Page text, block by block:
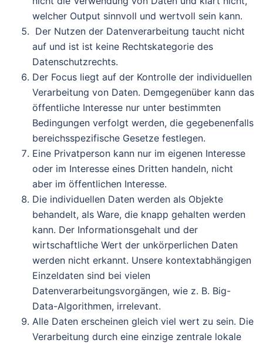
welcher Output sinnvoll und wertvoll sein kann.
Der Nutzen der Datenverarbeitung taucht nicht
auf und ist ist keine Rechtskategorie des
Datenschutzrechts.
Der Focus liegt auf der Kontrolle der individuellen
Verarbeitung von Daten. Demgegenüber kann das
öffentliche Interesse nur unter bestimmten
Bedingungen verfolgt werden, die gegebenenfalls
bereichsspezifische Gesetze festlegen.
Eine Privatperson kann nur im eigenen Interesse
oder im Interesse eines Dritten handeln, nicht
aber im öffentlichen Interesse.
Die individuellen Daten werden als Objekte
behandelt, als Ware, die knapp gehalten werden
kann. Der Informationsgehalt und der
wirtschaftliche Wert der unkörperlichen Daten
werden nicht erkannt. Unsere kontextabhängigen
Einzeldaten sind bei vielen
Datenverarbeitungsvorgängen, wie z. B. Big-
Data-Algorithmen, irrelevant.
Alle Daten erscheinen gleich viel wert zu sein. Die
Verarbeitung durch eine einzige zentrale lokale